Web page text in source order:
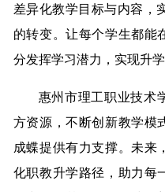
差异化教学目标与内容，
的转变。让每个学生都能
分发挥学习潜力，实现升学
惠州市理工职业技术
方资源，不断创新教学模
成蝶提供有力支撑。未来
化职教升学路径，助力每